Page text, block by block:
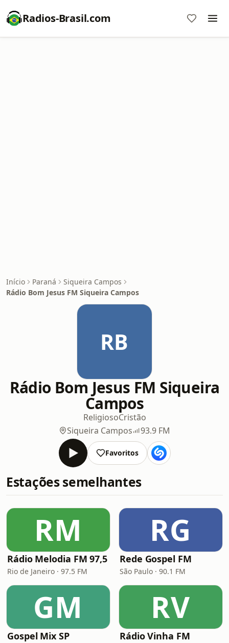
Radios-Brasil.com
Início Paraná
Siqueira Campos
Rádio Bom Jesus FM Siqueira Campos
RB
Rádio Bom Jesus FM Siqueira
Campos
ReligiosoCristão
Siqueira Campos
93.9 FM
Favoritos
Estações semelhantes
RM
Rádio Melodia FM 97,5
Rio de Janeiro · 97.5 FM
RG
Rede Gospel FM
São Paulo · 90.1 FM
GM
Gospel Mix SP
RV
Rádio Vinha FM